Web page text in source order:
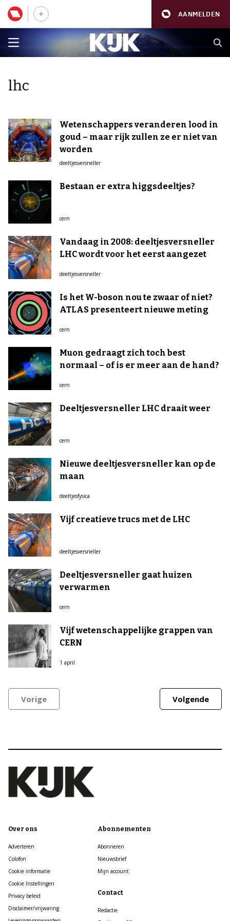
AANMELDEN
lhc
Wetenschappers veranderen lood in
goud – maar rijk zullen ze er niet van
worden
deeltjesversneller
Bestaan er extra higgsdeeltjes?
cern
Vandaag in 2008: deeltjesversneller
LHC wordt voor het eerst aangezet
deeltjesversneller
Is het W-boson nou te zwaar of niet?
ATLAS presenteert nieuwe meting
cern
Muon gedraagt zich toch best
normaal – of is er meer aan de hand?
cern
Deeltjesversneller LHC draait weer
cern
Nieuwe deeltjesversneller kan op de
maan
deeltjesfysica
Vijf creatieve trucs met de LHC
deeltjesversneller
Deeltjesversneller gaat huizen
verwarmen
cern
Vijf wetenschappelijke grappen van
CERN
1 april
Vorige Volgende
Over ons
Adverteren
Colofon
Cookie informatie
Cookie Instellingen
Privacy beleid
Disclaimer/vrijwaring
Abonnementen
Abonneren
Nieuwsbrief
Mijn account
Contact
Redactie